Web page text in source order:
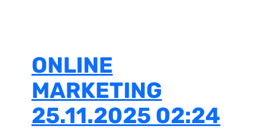
ONLINE
MARKETING
25.11.2025 02:24